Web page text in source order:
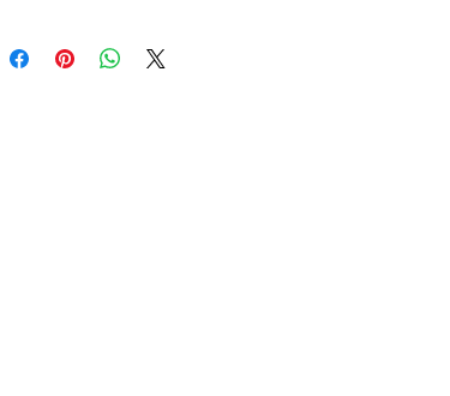
าง 69-170 ซม.